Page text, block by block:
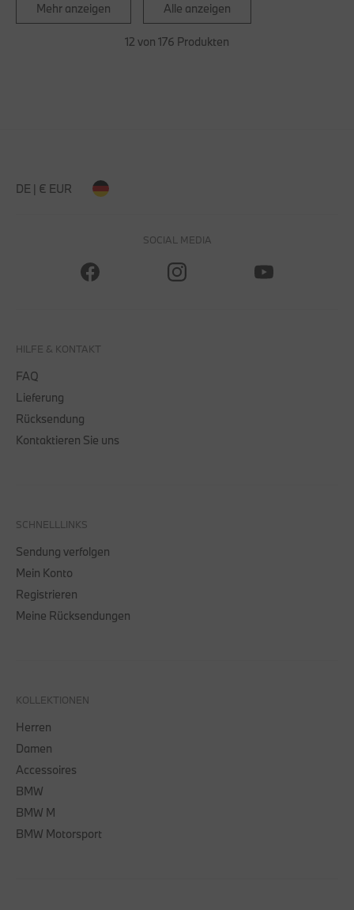
Mehr anzeigen Alle anzeigen
12 von 176 Produkten
DE | € EUR
SOCIAL MEDIA
HILFE & KONTAKT
FAQ
Lieferung
Rücksendung
Kontaktieren Sie uns
SCHNELLLINKS
Sendung verfolgen
Mein Konto
Registrieren
Meine Rücksendungen
KOLLEKTIONEN
Herren
Damen
Accessoires
BMW
BMW M
BMW Motorsport